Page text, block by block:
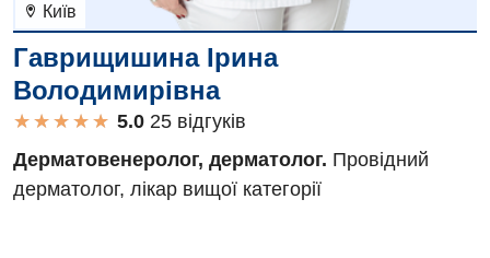
Київ
Гаврищишина Ірина
Володимирівна
★
★
★
★
★
★ ★ ★ ★ ★
25 вiдгукiв
Дерматовенеролог, дерматолог. Провідний
дерматолог, лікар вищої категорії